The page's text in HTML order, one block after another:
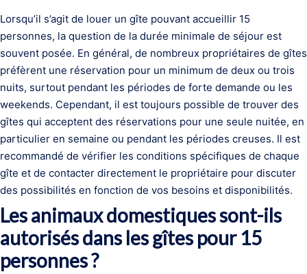
Lorsqu’il s’agit de louer un gîte pouvant accueillir 15
personnes, la question de la durée minimale de séjour est
souvent posée. En général, de nombreux propriétaires de gîtes
préfèrent une réservation pour un minimum de deux ou trois
nuits, surtout pendant les périodes de forte demande ou les
weekends. Cependant, il est toujours possible de trouver des
gîtes qui acceptent des réservations pour une seule nuitée, en
particulier en semaine ou pendant les périodes creuses. Il est
recommandé de vérifier les conditions spécifiques de chaque
gîte et de contacter directement le propriétaire pour discuter
des possibilités en fonction de vos besoins et disponibilités.
Les animaux domestiques sont-ils
autorisés dans les gîtes pour 15
personnes ?